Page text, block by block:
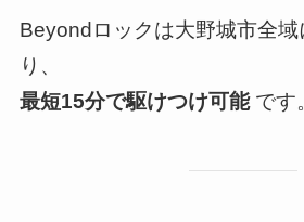
Beyondロックは大野城市全
り、
最短15分で駆けつけ可能です